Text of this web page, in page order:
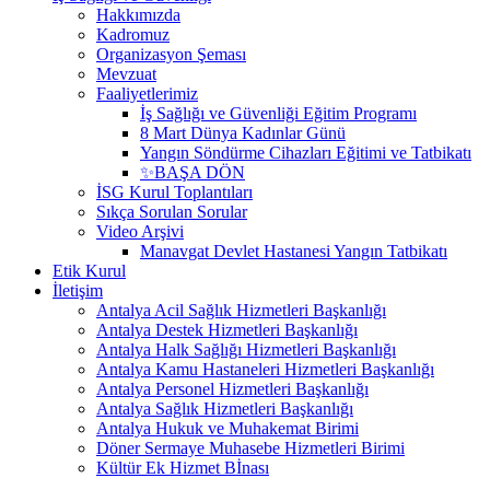
Hakkımızda
Kadromuz
Organizasyon Şeması
Mevzuat
Faaliyetlerimiz
İş Sağlığı ve Güvenliği Eğitim Programı
8 Mart Dünya Kadınlar Günü
Yangın Söndürme Cihazları Eğitimi ve Tatbikatı
✨BAŞA DÖN
İSG Kurul Toplantıları
Sıkça Sorulan Sorular
Video Arşivi
Manavgat Devlet Hastanesi Yangın Tatbikatı
Etik Kurul
İletişim
Antalya Acil Sağlık Hizmetleri Başkanlığı
Antalya Destek Hizmetleri Başkanlığı
Antalya Halk Sağlığı Hizmetleri Başkanlığı
Antalya Kamu Hastaneleri Hizmetleri Başkanlığı
Antalya Personel Hizmetleri Başkanlığı
Antalya Sağlık Hizmetleri Başkanlığı
Antalya Hukuk ve Muhakemat Birimi
Döner Sermaye Muhasebe Hizmetleri Birimi
Kültür Ek Hizmet Bİnası